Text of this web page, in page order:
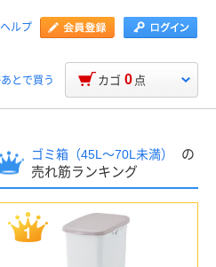
ヘルプ
あとで買う カゴ 0 点
ゴミ箱（45L～70L未満）
の
売れ筋ランキング